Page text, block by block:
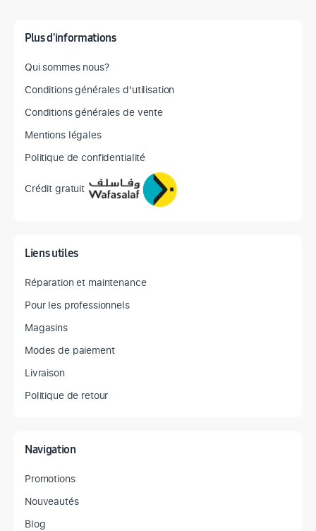
Plus d'informations
Qui sommes nous?
Conditions générales d'utilisation
Conditions générales de vente
Mentions légales
Politique de confidentialité
Crédit gratuit
Liens utiles
Réparation et maintenance
Pour les professionnels
Magasins
Modes de paiement
Livraison
Politique de retour
Navigation
Promotions
Nouveautés
Blog